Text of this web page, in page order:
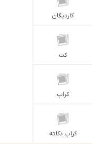
کاردیگان
کت
کراپ
کراپ دکلته